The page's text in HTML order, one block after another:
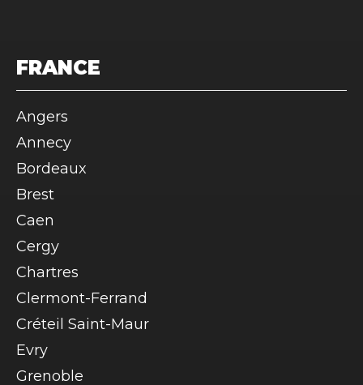
FRANCE
Angers
Annecy
Bordeaux
Brest
Caen
Cergy
Chartres
Clermont-Ferrand
Créteil Saint-Maur
Evry
Grenoble